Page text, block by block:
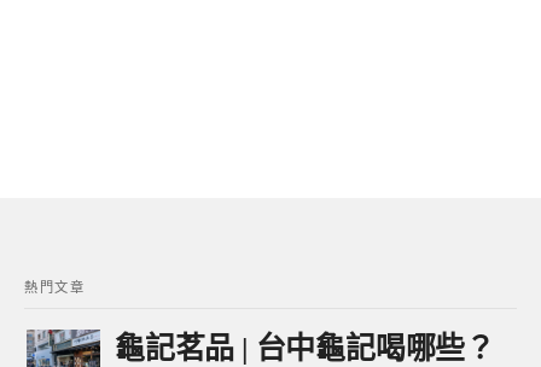
熱門文章
龜記茗品 | 台中龜記喝哪些？